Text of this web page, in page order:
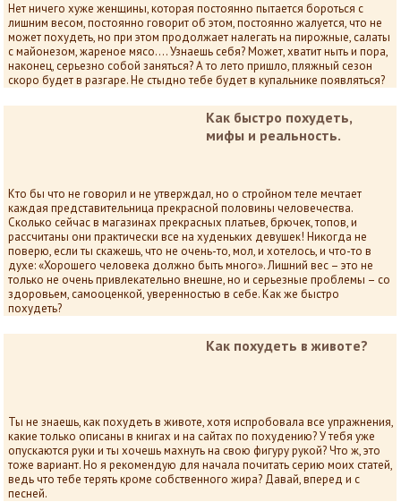
Нет ничего хуже женщины, которая постоянно пытается бороться с
лишним весом, постоянно говорит об этом, постоянно жалуется, что не
может похудеть, но при этом продолжает налегать на пирожные, салаты
с майонезом, жареное мясо…. Узнаешь себя? Может, хватит ныть и пора,
наконец, серьезно собой заняться? А то лето пришло, пляжный сезон
скоро будет в разгаре. Не стыдно тебе будет в купальнике появляться?
Как быстро похудеть,
мифы и реальность.
Кто бы что не говорил и не утверждал, но о стройном теле мечтает
каждая представительница прекрасной половины человечества.
Сколько сейчас в магазинах прекрасных платьев, брючек, топов, и
рассчитаны они практически все на худеньких девушек! Никогда не
поверю, если ты скажешь, что не очень-то, мол, и хотелось, и что-то в
духе: «Хорошего человека должно быть много». Лишний вес – это не
только не очень привлекательно внешне, но и серьезные проблемы – со
здоровьем, самооценкой, уверенностью в себе. Как же быстро
похудеть?
Как похудеть в животе?
Ты не знаешь, как похудеть в животе, хотя испробовала все упражнения,
какие только описаны в книгах и на сайтах по похудению? У тебя уже
опускаются руки и ты хочешь махнуть на свою фигуру рукой? Что ж, это
тоже вариант. Но я рекомендую для начала почитать серию моих статей,
ведь что тебе терять кроме собственного жира? Давай, вперед и с
песней.